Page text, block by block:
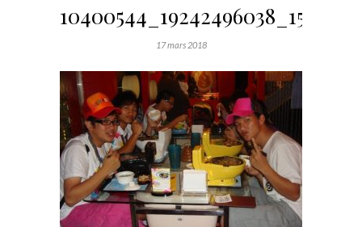
10400544_19242496038_1581_n
17 mars 2018